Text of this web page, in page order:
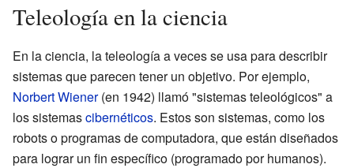
Teleología en la ciencia
En la ciencia, la teleología a veces se usa para describir
sistemas que parecen tener un objetivo. Por ejemplo,
Norbert Wiener(en 1942) llamó "sistemas teleológicos" a
los sistemascibernéticos. Estos son sistemas, como los
robots o programas de computadora, que están diseñados
para lograr un fin específico (programado por humanos).